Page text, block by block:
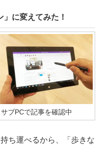
」に変えてみた！
サブPCで記事を確認中
ち運べるから、「歩きな